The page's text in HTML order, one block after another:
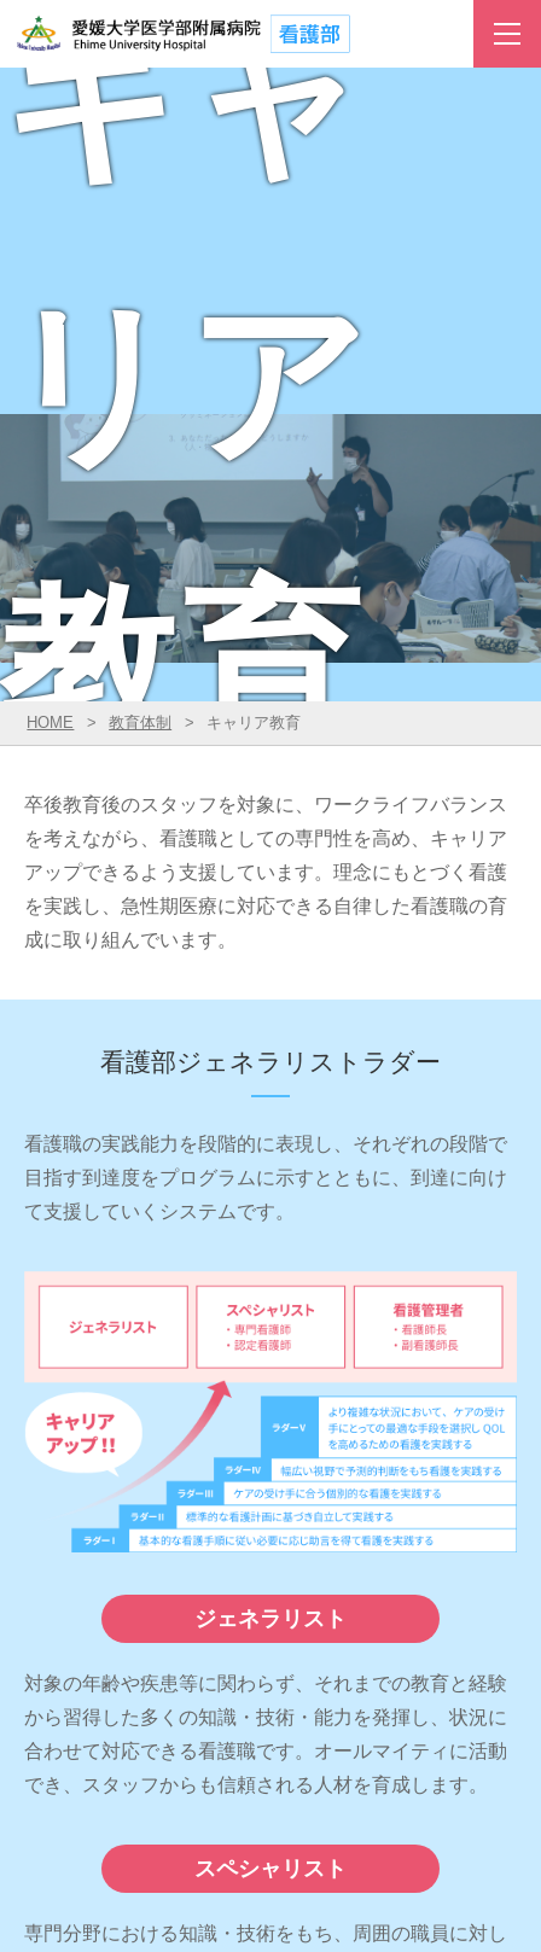
キャ
リア
教育
HOME 教育体制 キャリア教育
卒後教育後のスタッフを対象に、ワークライフバランス
を考えながら、看護職としての専門性を高め、キャリア
アップできるよう支援しています。理念にもとづく看護
を実践し、急性期医療に対応できる自律した看護職の育
成に取り組んでいます。
看護部ジェネラリストラダー
看護職の実践能力を段階的に表現し、それぞれの段階で
目指す到達度をプログラムに示すとともに、到達に向け
て支援していくシステムです。
ジェネラリスト
対象の年齢や疾患等に関わらず、それまでの教育と経験
から習得した多くの知識・技術・能力を発揮し、状況に
合わせて対応できる看護職です。オールマイティに活動
でき、スタッフからも信頼される人材を育成します。
スペシャリスト
専門分野における知識・技術をもち、周囲の職員に対し